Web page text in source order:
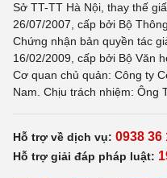
Sở TT-TT Hà Nội, thay thế
26/07/2007, cấp bởi Bộ
Chứng nhận bản quyền tác
16/02/2009, cấp bởi Bộ Văn
Cơ quan chủ quản: Công ty
Nam. Chịu trách nhiệm: Ông
Hỗ trợ về dịch vụ: 0938 36
Hỗ trợ giải đáp pháp luật: